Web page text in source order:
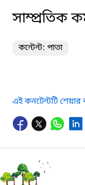
সাম্প্রতিক
কন্টেন্ট: পাতা
এই কনটেন্টটি